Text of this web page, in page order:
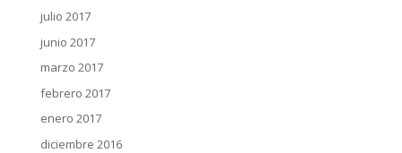
julio 2017
junio 2017
marzo 2017
febrero 2017
enero 2017
diciembre 2016